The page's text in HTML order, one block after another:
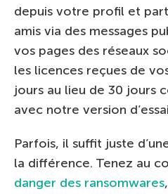
depuis votre profil et
amis via des messages
vos pages des réseaux
les licences reçues de
jours au lieu de 30 jours
avec notre version
Parfois, il suffit juste
la différence. Tenez au
danger des ransomwares